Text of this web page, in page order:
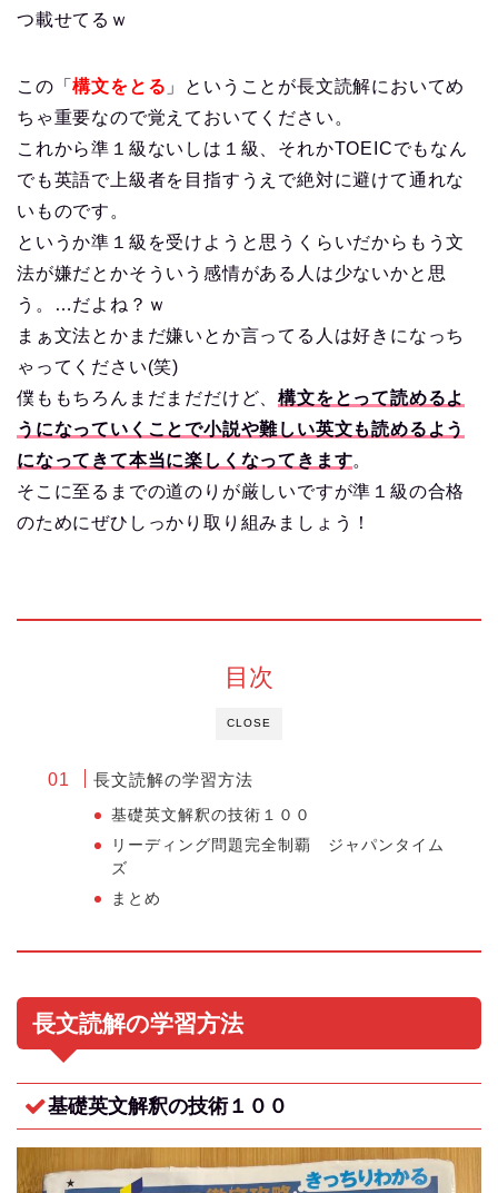
つ載せてるｗ
この「構文をとる 」ということが長文読解においてめ
ちゃ重要なので覚えておいてください。
これから準１級ないしは１級、それかTOEICでもなん
でも英語で上級者を目指すうえで絶対に避けて通れな
いものです。
というか準１級を受けようと思うくらいだからもう文
法が嫌だとかそういう感情がある人は少ないかと思
う。…だよね？ｗ
まぁ文法とかまだ嫌いとか言ってる人は好きになっち
ゃってください(笑)
僕ももちろんまだまだだけど、構文をとって読めるよ
うになっていくことで小説や難しい英文も読めるよう
になってきて本当に楽しくなってきます。
そこに至るまでの道のりが厳しいですが準１級の合格
のためにぜひしっかり取り組みましょう！
CLOSE
目次
長文読解の学習方法
基礎英文解釈の技術１００
リーディング問題完全制覇 ジャパンタイム
ズ
まとめ
長文読解の学習方法
基礎英文解釈の技術１００